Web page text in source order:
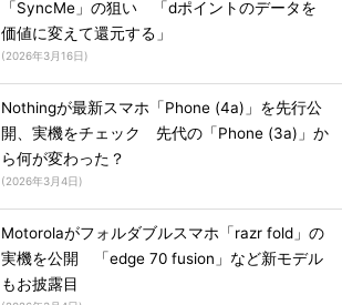
「SyncMe」の狙い 「dポイントのデータを
価値に変えて還元する」
(2026年3月16日)
Nothingが最新スマホ「Phone (4a)」を先行公
開、実機をチェック 先代の「Phone (3a)」か
ら何が変わった？
(2026年3月4日)
Motorolaがフォルダブルスマホ「razr fold」の
実機を公開 「edge 70 fusion」など新モデル
もお披露目